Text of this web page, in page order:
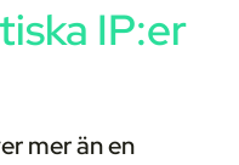
IP:er
mer än en